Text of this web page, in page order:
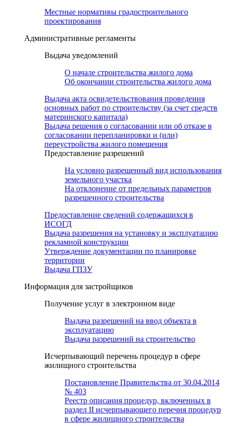
Местные нормативы градостроительного
проектирования
Административные регламенты
Выдача уведомлений
О начале строительства жилого дома
Об окончании строительства жилого дома
Выдача акта освидетельствования проведения
основных работ по строительству (за счет средств
материнского капитала)
Выдача решения о согласовании или об отказе в
согласовании перепланировки и (или)
переустройства жилого помещения
Предоставление разрешений
На условно разрешенный вид использования
земельного участка
На отклонение от предельных параметров
разрешенного строительства
Предоставление сведений содержащихся в
ИСОГД
Выдача разрешения на установку и эксплуатацию
рекламной конструкции
Утверждение документации по планировке
территории
Выдача ГПЗУ
Информация для застройщиков
Получение услуг в электронном виде
Выдача разрешений на ввод объекта в
эксплуатацию
Выдача разрешений на строительство
Исчерпывающий перечень процедур в сфере
жилищного строительства
Постановление Правительства от 30.04.2014
№ 403
Реестр описания процедур, включенных в
раздел II исчерпывающего перечня процедур
в сфере жилищного строительства